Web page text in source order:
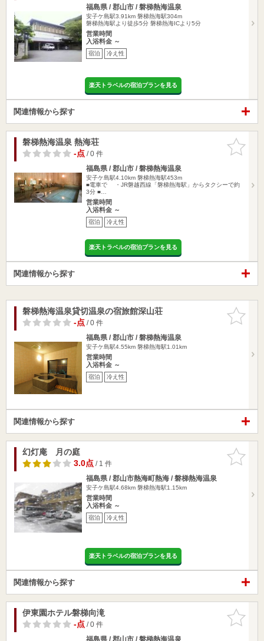
福島県 / 郡山市 / 磐梯熱海温泉
安子ケ島駅3.91km 磐梯熱海駅304m
磐梯熱海駅より徒歩5分 磐梯熱海ICより5分
営業時間
入浴料金 ～
宿泊 冷え性
楽天トラベルの宿泊プランを見る
関連情報から探す
お気に入
りに追加
磐梯熱海温泉 熱海荘
-点/ 0 件
福島県 / 郡山市 / 磐梯熱海温泉
安子ケ島駅4.10km 磐梯熱海駅453m
■電車で ・JR磐越西線「磐梯熱海駅」からタクシーで約
3分 ■…
営業時間
入浴料金 ～
宿泊 冷え性
楽天トラベルの宿泊プランを見る
関連情報から探す
お気に入
りに追加
磐梯熱海温泉貸切温泉の宿旅館深山荘
-点/ 0 件
福島県 / 郡山市 / 磐梯熱海温泉
安子ケ島駅4.55km 磐梯熱海駅1.01km
営業時間
入浴料金 ～
宿泊 冷え性
関連情報から探す
お気に入
りに追加
幻灯庵 月の庭
3.0点/ 1 件
福島県 / 郡山市熱海町熱海 / 磐梯熱海温泉
安子ケ島駅4.68km 磐梯熱海駅1.15km
営業時間
入浴料金 ～
宿泊 冷え性
楽天トラベルの宿泊プランを見る
関連情報から探す
お気に入
りに追加
伊東園ホテル磐梯向滝
-点/ 0 件
福島県 / 郡山市 / 磐梯熱海温泉